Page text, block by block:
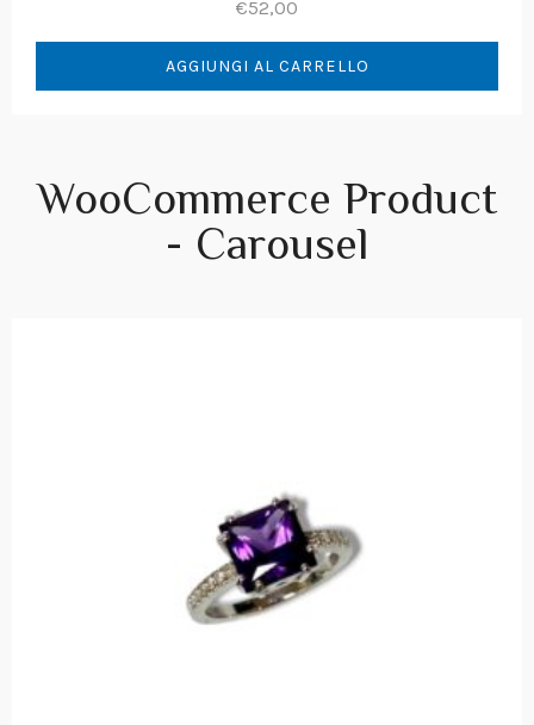
€52,00
AGGIUNGI AL CARRELLO
WooCommerce Product
- Carousel